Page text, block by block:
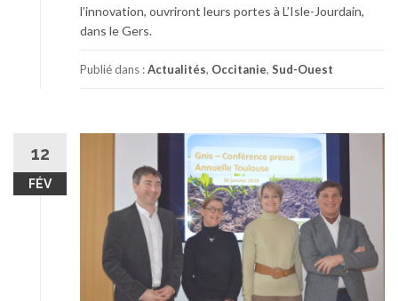
l’innovation, ouvriront leurs portes à L’Isle-Jourdain,
dans le Gers.
Publié dans :Actualités, Occitanie, Sud-Ouest
12
FÉV